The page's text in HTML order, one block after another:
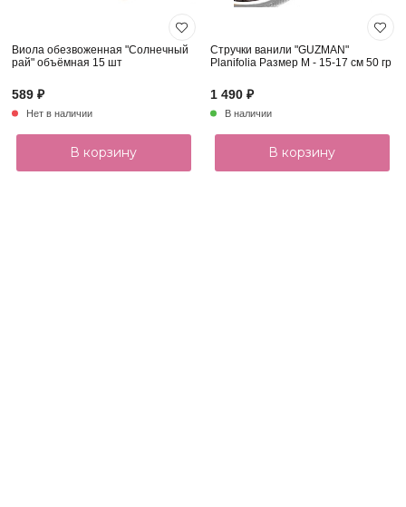
Виола обезвоженная "Солнечный
рай" объёмная 15 шт
589 ₽
Нет в наличии
В корзину
Стручки ванили "GUZMAN"
Planifolia Размер M - 15-17 см 50 гр
1 490 ₽
В наличии
В корзину